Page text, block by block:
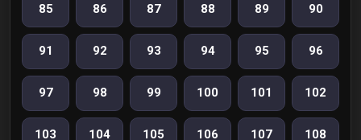
85 86 87 88 89 90
91 92 93 94 95 96
97 98 99 100 101 102
103 104 105 106 107 108